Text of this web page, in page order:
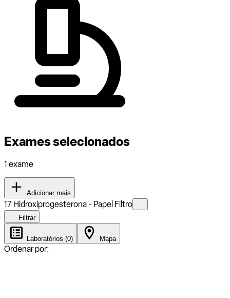
Exames selecionados
1 exame
Adicionar mais
17 Hidroxiprogesterona - Papel Filtro
Filtrar
Laboratórios (0) Mapa
Ordenar por: